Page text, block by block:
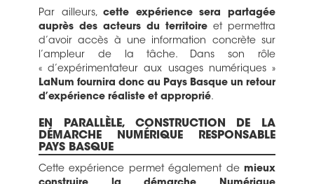
Par ailleurs,cette expérience sera partagée
auprès des acteurs du territoire et permettra
d’avoir accès à une information concrète sur
l’ampleur de la tâche. Dans son rôle
« d’expérimentateur aux usages numériques »
LaNum fournira donc au Pays Basque un retour
d’expérience réaliste et approprié.
EN PARALLÈLE, CONSTRUCTION DE LA
DÉMARCHE NUMÉRIQUE RESPONSABLE
PAYS BASQUE
Cette expérience permet également de mieux